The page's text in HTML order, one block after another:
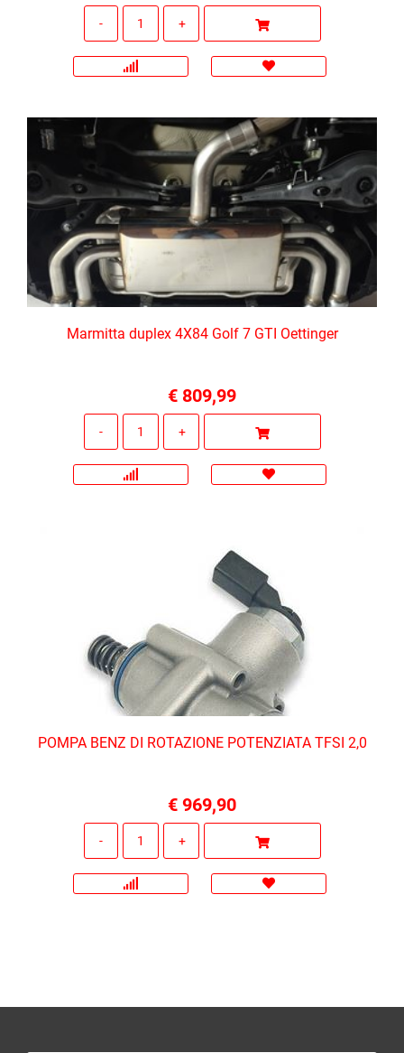
Marmitta duplex 4X84 Golf 7 GTI Oettinger
€ 809,99
POMPA BENZ DI ROTAZIONE POTENZIATA TFSI 2,0
€ 969,90